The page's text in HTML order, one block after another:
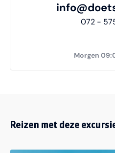
072 -
Morgen
Reizen met deze